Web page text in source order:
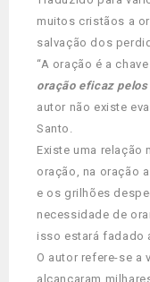
muitos cristãos a
salvação dos
“A oração é a
oração eficaz
autor não existe
Santo.
Existe uma relação
oração, na oração
e os grilhões
necessidade de
isso estará fadado
O autor refere-se a
alcançaram